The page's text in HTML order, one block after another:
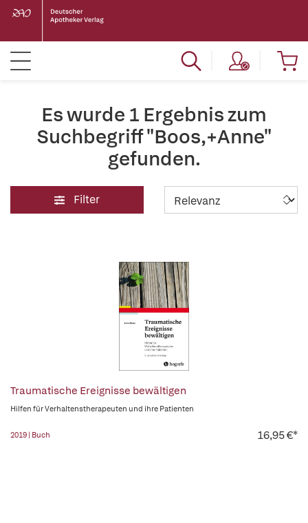
Es wurde 1 Ergebnis zum
Suchbegriff "Boos,+Anne"
gefunden.
Filter
Traumatische Ereignisse bewältigen
Hilfen für Verhaltenstherapeuten und ihre Patienten
2019 | Buch 16,95 €*